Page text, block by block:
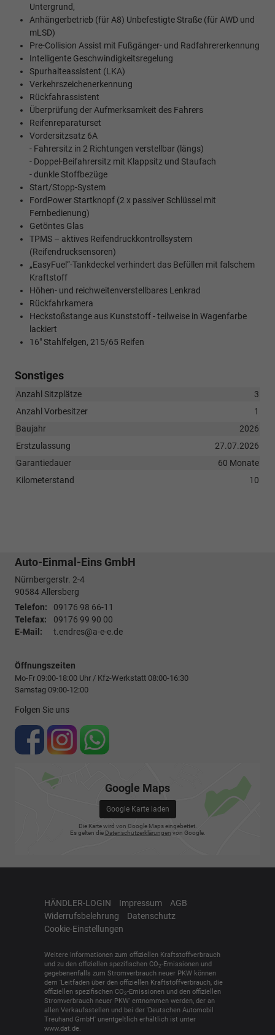
Untergrund,
Anhängerbetrieb (für A8) Unbefestigte Straße (für AWD und
mLSD)
Pre-Collision Assist mit Fußgänger- und Radfahrererkennung
Intelligente Geschwindigkeitsregelung
Spurhalteassistent (LKA)
Verkehrszeichenerkennung
Rückfahrassistent
Überprüfung der Aufmerksamkeit des Fahrers
Reifenreparaturset
Vordersitzsatz 6A
- Fahrersitz in 2 Richtungen verstellbar (längs)
- Doppel-Beifahrersitz mit Klappsitz und Staufach
- dunkle Stoffbezüge
Start/Stopp-System
FordPower Startknopf (2 x passiver Schlüssel mit
Fernbedienung)
Getöntes Glas
TPMS – aktives Reifendruckkontrollsystem
(Reifendrucksensoren)
„EasyFuel“-Tankdeckel verhindert das Befüllen mit falschem
Kraftstoff
Höhen- und reichweitenverstellbares Lenkrad
Rückfahrkamera
Heckstoßstange aus Kunststoff - teilweise in Wagenfarbe
lackiert
16" Stahlfelgen, 215/65 Reifen
Sonstiges
Anzahl Sitzplätze
3
Anzahl Vorbesitzer
1
Baujahr
2026
Erstzulassung
27.07.2026
Garantiedauer
60 Monate
Kilometerstand
10
Auto-Einmal-Eins GmbH
Nürnbergerstr. 2-4
90584Allersberg
Telefon:
09176 98 66-11
Telefax:
09176 99 90 00
E-Mail:
t.endres@a-e-e.de
Öffnungszeiten
Mo-Fr 09:00-18:00 Uhr / Kfz-Werkstatt 08:00-16:30
Samstag 09:00-12:00
Folgen Sie uns
Google Maps
Google Karte laden
Die Karte wird von Google Maps eingebettet.
Es gelten die Datenschutzerklärungen von Google.
HÄNDLER-LOGIN Impressum
AGB
Widerrufsbelehrung
Datenschutz
Cookie-Einstellungen
Weitere Informationen zum offiziellen Kraftstoffverbrauch
und zu den offiziellen spezifischen CO2-Emissionen und
gegebenenfalls zum Stromverbrauch neuer PKW können
dem 'Leitfaden über den offiziellen Kraftstoffverbrauch, die
offiziellen spezifischen CO2-Emissionen und den offiziellen
Stromverbrauch neuer PKW' entnommen werden, der an
allen Verkaufsstellen und bei der 'Deutschen Automobil
Treuhand GmbH' unentgeltlich erhältlich ist unter
www.dat.de.